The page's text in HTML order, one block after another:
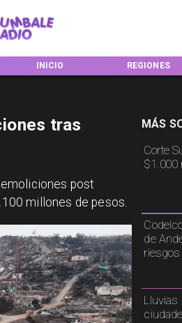
INICIO REGIONES
Corte
$1.000
de
Lluvias
MÁS
tras
post
millones de pesos.